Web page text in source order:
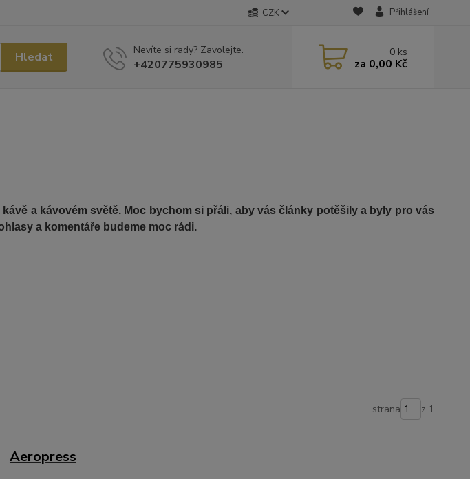
CZK Přihlášení
Hledat Nevíte si rady? Zavolejte.
+420775930985
0 ks
za 0,00 Kč
a kávovém světě. Moc bychom si přáli, aby vás články potěšily a byly pro vás
a komentáře budeme moc rádi.
strana z 1
Aeropress